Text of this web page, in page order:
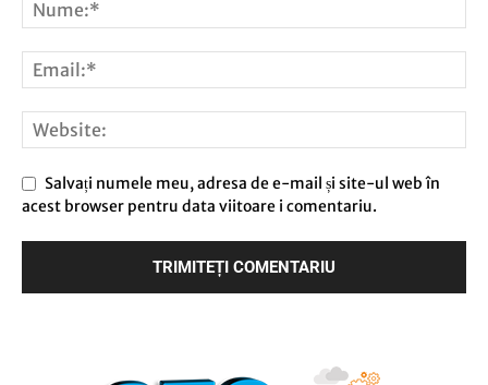
Salvați numele meu, adresa de e-mail și site-ul web în
acest browser pentru data viitoare i comentariu.